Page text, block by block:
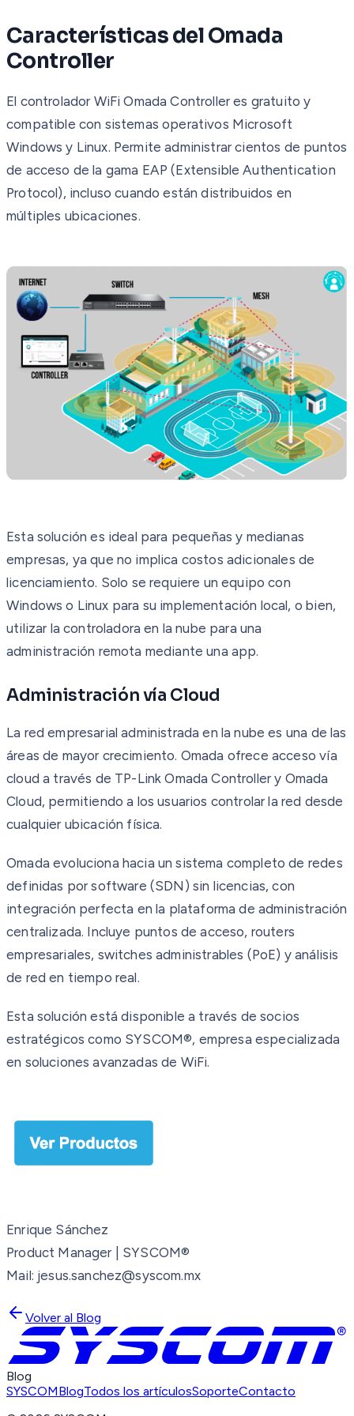
Características del Omada
Controller
El controlador WiFi Omada Controller es gratuito y
compatible con sistemas operativos Microsoft
Windows y Linux. Permite administrar cientos de puntos
de acceso de la gama EAP (Extensible Authentication
Protocol), incluso cuando están distribuidos en
múltiples ubicaciones.
Esta solución es ideal para pequeñas y medianas
empresas, ya que no implica costos adicionales de
licenciamiento. Solo se requiere un equipo con
Windows o Linux para su implementación local, o bien,
utilizar la controladora en la nube para una
administración remota mediante una app.
Administración vía Cloud
La red empresarial administrada en la nube es una de las
áreas de mayor crecimiento. Omada ofrece acceso vía
cloud a través de TP-Link Omada Controller y Omada
Cloud, permitiendo a los usuarios controlar la red desde
cualquier ubicación física.
Omada evoluciona hacia un sistema completo de redes
definidas por software (SDN) sin licencias, con
integración perfecta en la plataforma de administración
centralizada. Incluye puntos de acceso, routers
empresariales, switches administrables (PoE) y análisis
de red en tiempo real.
Esta solución está disponible a través de socios
estratégicos como SYSCOM®, empresa especializada
en soluciones avanzadas de WiFi.
Enrique Sánchez
Product Manager | SYSCOM®
Mail: jesus.sanchez@syscom.mx
Volver al Blog
Blog
SYSCOMBlogTodos los artículosSoporteContacto